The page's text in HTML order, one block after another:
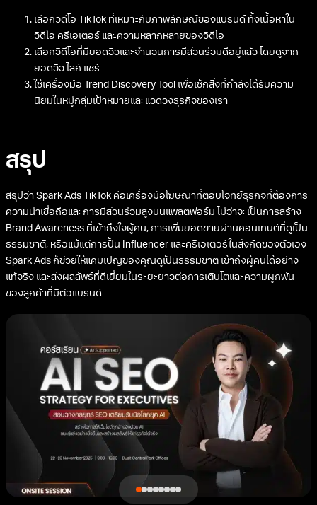
เลือกวิดีโอ TikTok ที่เหมาะกับภาพลักษณ์ของแบรนด์ ทั้งเนื้อหาใน
วิดีโอ ครีเอเตอร์ และความหลากหลายของวิดีโอ
เลือกวิดีโอที่มียอดวิวและจำนวนการมีส่วนร่วมดีอยู่แล้ว โดยดูจาก
ยอดวิว ไลก์ แชร์
ใช้เครื่องมือ Trend Discovery Tool เพื่อเช็กสิ่งที่กำลังได้รับความ
นิยมในหมู่กลุ่มเป้าหมายและแวดวงธุรกิจของเรา
สรุป
สรุปว่า Spark Ads TikTok คือเครื่องมือโฆษณาที่ตอบโจทย์ธุรกิจที่ต้องการ
ความน่าเชื่อถือและการมีส่วนร่วมสูงบนแพลตฟอร์ม ไม่ว่าจะเป็นการสร้าง
Brand Awareness ที่เข้าถึงใจผู้คน, การเพิ่มยอดขายผ่านคอนเทนต์ที่ดูเป็น
ธรรมชาติ, หรือแม้แต่การปั้น Influencer และครีเอเตอร์ในสังกัดของตัวเอง
Spark Ads ก็ช่วยให้แคมเปญของคุณดูเป็นธรรมชาติ เข้าถึงผู้คนได้อย่าง
แท้จริง และส่งผลลัพธ์ที่ดีเยี่ยมในระยะยาวต่อการเติบโตและความผูกพัน
ของลูกค้าที่มีต่อแบรนด์